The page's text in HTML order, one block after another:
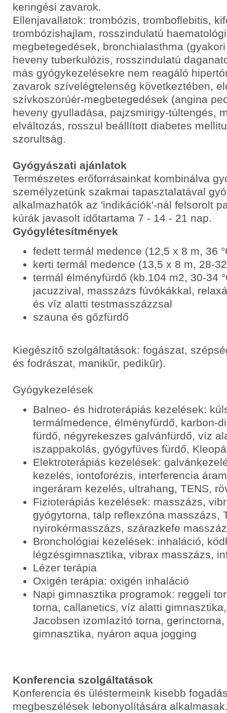
keringési zavarok.
Ellenjavallatok: trombózis, tromboflebitis,
trombózishajlam, rosszindulatú
megbetegedések, bronchialasthma
heveny tuberkulózis, rosszindulatú
más gyógykezelésekre nem reagáló
zavarok szívelégtelenség következtében,
szívkoszorúér-megbetegedések (angina
heveny gyulladása, pajzsmirigy-túltengés,
elváltozás, rosszul beállított diabetes
szorultság.
Gyógyászati ajánlatok
Természetes erőforrásainkat kombinálva
személyzetünk szakmai tapasztalatával
alkalmazhatók az 'indikációk'-nál felsorolt
kúrák javasolt időtartama 7 - 14 - 21 nap.
Gyógylétesítmények
fedett termál medence (12,5 x 8 m, 36
kerti termál medence (13,5 x 8 m, 28-
termál élményfürdő (kb.104 m2, 30-34
jacuzzival, masszázs fúvókákkal,
és víz alatti testmasszázzsal
szauna és gőzfürdő
Kiegészítő szolgáltatások: fogászat,
és fodrászat, manikűr, pedikűr).
Gyógykezelések
Balneo- és hidroterápiás kezelések:
termálmedence, élményfürdő, karbon-
fürdő, négyrekeszes galvánfürdő, víz
iszappakolás, gyógyfüves fürdő,
Elektroterápiás kezelések:
kezelés, iontoforézis, interferencia
ingeráram kezelés, ultrahang, TENS,
Fizioterápiás kezelések: masszázs,
gyógytorna, talp reflexzóna masszázs,
nyirokérmasszázs, szárazkefe
Bronchológiai kezelések: inhaláció,
légzésgimnasztika, vibrax masszázs,
Lézer terápia
Oxigén terápia: oxigén inhaláció
Napi gimnasztika programok: reggeli
torna, callanetics, víz alatti
Jacobsen izomlazító torna,
gimnasztika, nyáron aqua jogging
Konferencia szolgáltatások
Konferencia és üléstermeink kisebb
megbeszélések lebonyolítására